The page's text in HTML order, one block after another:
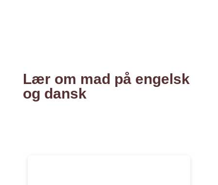
Lær om mad på engelsk
og dansk